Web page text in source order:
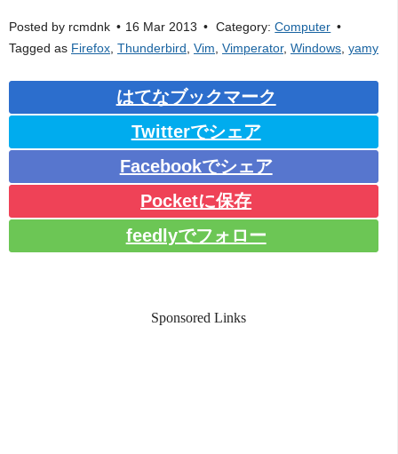
Posted by rcmdnk 16 Mar 2013 Category:Computer
Tagged as Firefox Thunderbird Vim Vimperator, Windows yamy
はてなブックマーク
Twitterでシェア
Facebookでシェア
Pocketに保存
feedlyでフォロー
Sponsored Links